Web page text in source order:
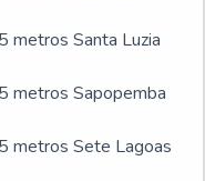
metros Santa Luzia
metros Sapopemba
metros Sete Lagoas